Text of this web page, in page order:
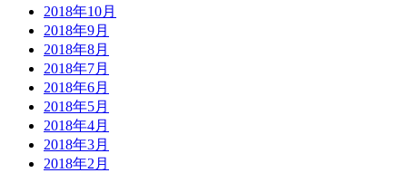
2018年10月
2018年9月
2018年8月
2018年7月
2018年6月
2018年5月
2018年4月
2018年3月
2018年2月